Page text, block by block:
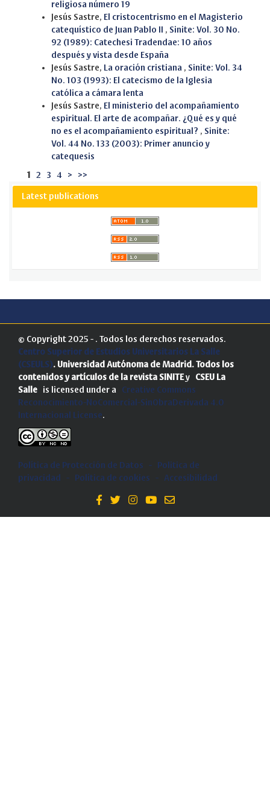
religiosa número 19
Jesús Sastre, El cristocentrismo en el Magisterio
catequístico de Juan Pablo II , Sinite: Vol. 30 No.
92 (1989): Catechesi Tradendae: 10 años
después y vista desde España
Jesús Sastre, La oración cristiana , Sinite: Vol. 34
No. 103 (1993): El catecismo de la Iglesia
católica a cámara lenta
Jesús Sastre, El ministerio del acompañamiento
espiritual. El arte de acompañar. ¿Qué es y qué
no es el acompañamiento espiritual? , Sinite:
Vol. 44 No. 133 (2003): Primer anuncio y
catequesis
1 2 3 4 > >>
Latest publications
© Copyright 2025 - . Todos los derechos reservados.
Centro Superior de Estudios Universitarios La Salle
(CSEULS). Universidad Autónoma de Madrid. Todos los
contenidos y artículos de la revista SINITEy CSEU La
Salle is licensed under a Creative Commons
Reconocimiento-NoComercial-SinObraDerivada 4.0
Internacional License.
Política de Protección de Datos -
Politica de
privacidad
- Política de cookies - Accesibilidad